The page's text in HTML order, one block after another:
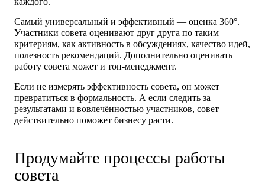
Самый универсальный и эффективный — оценка 360°.
Участники совета оценивают друг друга по таким
критериям, как активность в обсуждениях, качество идей,
полезность рекомендаций. Дополнительно оценивать
работу совета может и топ-менеджмент.
Если не измерять эффективность совета, он может
превратиться в формальность. А если следить за
результатами и вовлечённостью участников, совет
действительно поможет бизнесу расти.
Продумайте процессы работы
совета